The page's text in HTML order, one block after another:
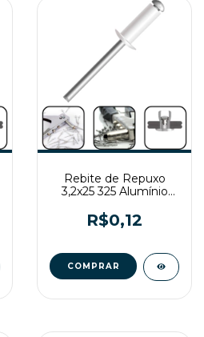
Rebite de Repuxo
3,2x25 325 Alumínio
R$0,12